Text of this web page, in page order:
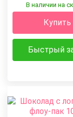
В наличии на
Купить
Быстрый